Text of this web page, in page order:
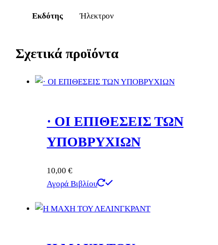
Εκδότης Ήλεκτρον
Σχετικά προϊόντα
· ΟΙ ΕΠΙΘΕΣΕΙΣ ΤΩΝ
ΥΠΟΒΡΥΧΙΩΝ
10,00 €
Αγορά Βιβλίου